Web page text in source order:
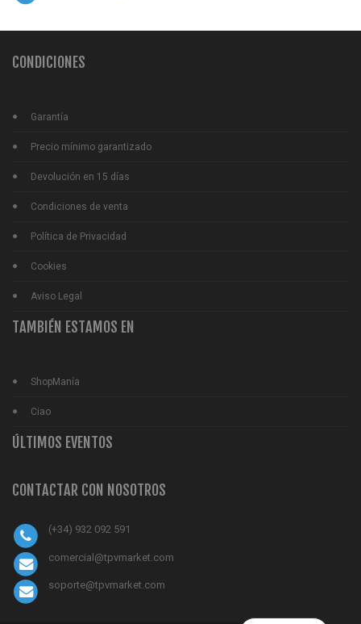
CONDICIONES
Garantía
Precio mínimo garantizado
Devolución en 15 días
Condiciones de venta
Política de Privacidad
Cookies
Aviso Legal
TAMBIÉN ESTAMOS EN
ShopManía
Ciao
ÚLTIMOS EVENTOS
CONTACTAR CON NOSOTROS
(+34) 932 092 591
comercial@tpvmarket.com
soporte@tpvmarket.com